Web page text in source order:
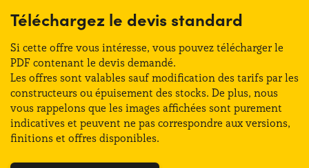
Transmission :Avant
Places :4
Puissance :116 CV
Classe énergétique : C
Hauteur : 153 cm
Coffre (max) :830 lt
Coffre (min) :230 lt
Téléchargez le devis standard
Si cette offre vous intéresse, vous pouvez télécharger le
PDF contenant le devis demandé.
Les offres sont valables sauf modification des tarifs par les
constructeurs ou épuisement des stocks. De plus, nous
vous rappelons que les images affichées sont purement
indicatives et peuvent ne pas correspondre aux versions,
finitions et offres disponibles.